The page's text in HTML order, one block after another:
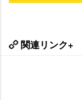
関連リンク+